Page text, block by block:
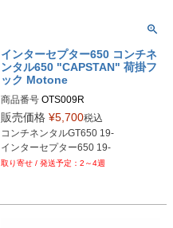
インターセプター650 コンチネ
ンタル650 "CAPSTAN" 荷掛フ
ック Motone
商品番号 OTS009R
販売価格 ¥5,700税込
コンチネンタルGT650 19-
インターセプター650 19-
2～4週